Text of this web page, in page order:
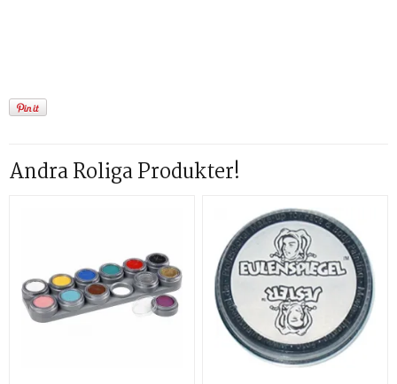
Andra Roliga Produkter!